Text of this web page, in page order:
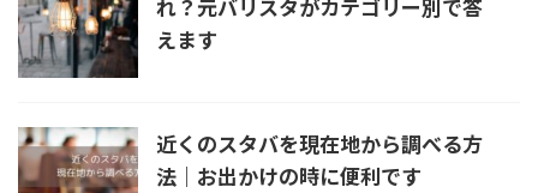
れ？元バリスタがカテゴリー別で答
えます
近くのスタバを現在地から調べる方
法｜お出かけの時に便利です